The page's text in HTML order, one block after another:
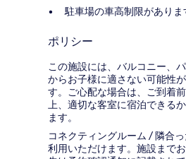
駐車場の車高制限がありま
ポリシー
この施設には、バルコニー、
からお子様に適さない可能性
す。ご心配な場合は、ご到着
上、適切な客室に宿泊できる
ます。
コネクティングルーム / 隣合
利用いただけます。施設まで